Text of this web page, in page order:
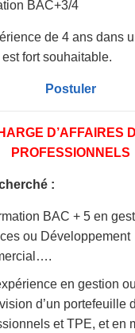
BAC+3/4
de 4 ans dans
fort souhaitable.
Postuler
D’AFFAIRES
PROFESSIONNELS
:
BAC + 5 en
ou Développement
en gestion
d’un portefeuille
et TPE, et en